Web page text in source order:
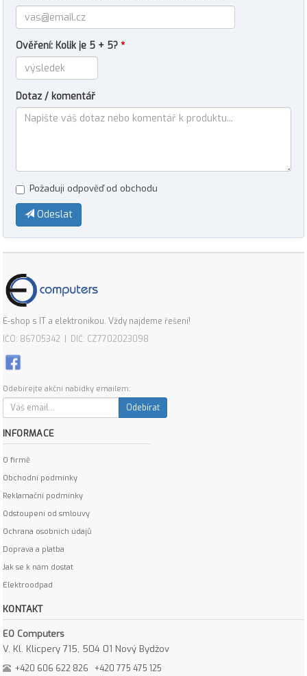
Ověření: Kolik je 5 + 5? *
Dotaz / komentář
Požaduji odpověď od obchodu
Odeslat
E-shop s IT a elektronikou. Vždy najdeme řešení!
IČO: 86705342 | DIČ: CZ7702023098
Odebírejte akční nabídky emailem:
Odebírat
INFORMACE
O firmě
Obchodní podmínky
Reklamační podmínky
Odstoupení od smlouvy
Ochrana osobních údajů
Doprava a platba
Jak se k nám dostat
Elektroodpad
KONTAKT
EO Computers
V. Kl. Klicpery 715, 504 01 Nový Bydžov
+420 606 622 826 +420 775 475 125